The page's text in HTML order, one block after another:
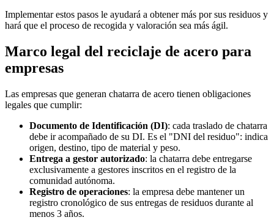
Implementar estos pasos le ayudará a obtener más por sus residuos y
hará que el proceso de recogida y valoración sea más ágil.
Marco legal del reciclaje de acero para
empresas
Las empresas que generan chatarra de acero tienen obligaciones
legales que cumplir:
Documento de Identificación (DI): cada traslado de chatarra
debe ir acompañado de su DI. Es el "DNI del residuo": indica
origen, destino, tipo de material y peso.
Entrega a gestor autorizado: la chatarra debe entregarse
exclusivamente a gestores inscritos en el registro de la
comunidad autónoma.
Registro de operaciones: la empresa debe mantener un
registro cronológico de sus entregas de residuos durante al
menos 3 años.